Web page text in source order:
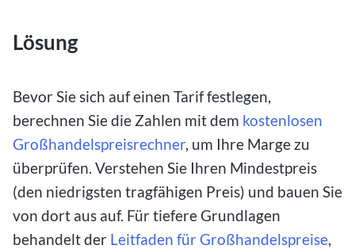
Lösung
Bevor Sie sich auf einen Tarif festlegen,
berechnen Sie die Zahlen mit dem kostenlosen
Großhandelspreisrechner, um Ihre Marge zu
überprüfen. Verstehen Sie Ihren Mindestpreis
(den niedrigsten tragfähigen Preis) und bauen Sie
von dort aus auf. Für tiefere Grundlagen
behandelt der Leitfaden für Großhandelspreise,